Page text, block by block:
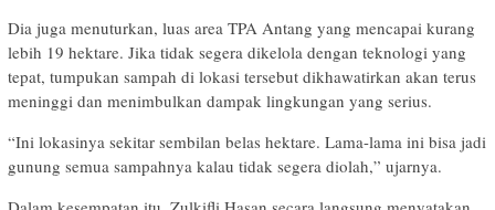
Dia juga menuturkan, luas area TPA Antang yang mencapai kurang
lebih 19 hektare. Jika tidak segera dikelola dengan teknologi yang
tepat, tumpukan sampah di lokasi tersebut dikhawatirkan akan terus
meninggi dan menimbulkan dampak lingkungan yang serius.
“Ini lokasinya sekitar sembilan belas hektare. Lama-lama ini bisa jadi
gunung semua sampahnya kalau tidak segera diolah,” ujarnya.